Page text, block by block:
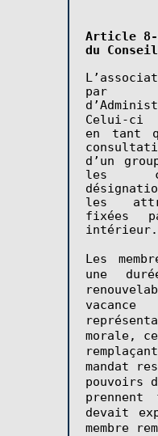
Article 8-
du
par
Celui-ci
en tant
d’un
les
les
fixées
intérieur.
Les
une
morale,
mandat
pouvoirs
prennent
devait
membre